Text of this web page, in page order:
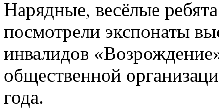
Нарядные, весёлые
посмотрели экспонаты
инвалидов
общественной
года.